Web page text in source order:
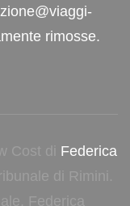
rimosse.
Cost di Federica
di Rimini.
Federica